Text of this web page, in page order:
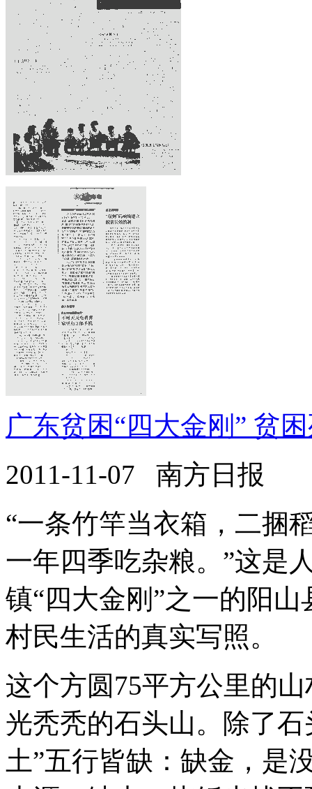
广东贫困“四大金刚” 贫困
2011-11-07 南方日报
“一条竹竿当衣箱，二捆
一年四季吃杂粮。”这是
镇“四大金刚”之一的阳
村民生活的真实写照。
这个方圆75平方公里的
光秃秃的石头山。除了
土”五行皆缺：缺金，是